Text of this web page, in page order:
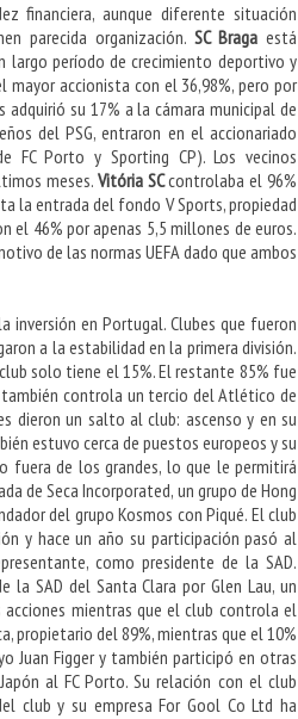
financiera, aunque diferente situación
parecida organización. SC Bragaestá
largo período de crecimiento deportivo y
mayor accionista con el 36,98%, pero por
su 17% a la cámara municipal de
del PSG, entraron en el accionariado
FC Porto y Sporting CP). Los vecinos
meses. Vitória SCcontrolaba el 96%
la entrada del fondo V Sports, propiedad
el 46% por apenas 5,5 millones de euros.
de las normas UEFA dado que ambos
inversión en Portugal. Clubes que fueron
a la estabilidad en la primera división.
solo tiene el 15%. El restante 85% fue
también controla un tercio del Atlético de
dieron un salto al club: ascenso y en su
estuvo cerca de puestos europeos y su
fuera de los grandes, lo que le permitirá
de Seca Incorporated, un grupo de Hong
del grupo Kosmos con Piqué. El club
y hace un año su participación pasó al
como presidente de la SAD.
SAD del Santa Clara por Glen Lau, un
mientras que el club controla el
propietario del 89%, mientras que el 10%
Juan Figger y también participó en otras
al FC Porto. Su relación con el club
club y su empresa For Gool Co Ltd ha